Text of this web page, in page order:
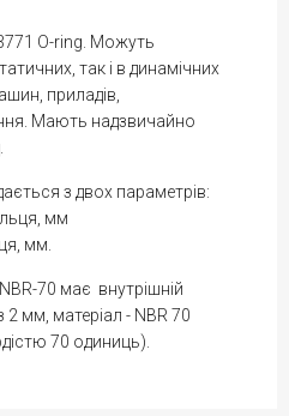
O-ring. Можуть
так і в динамічних
приладів,
Мають надзвичайно
з двох параметрів:
мм
мм.
70 має внутрішній
2 мм, матеріал - NBR 70
70 одиниць).